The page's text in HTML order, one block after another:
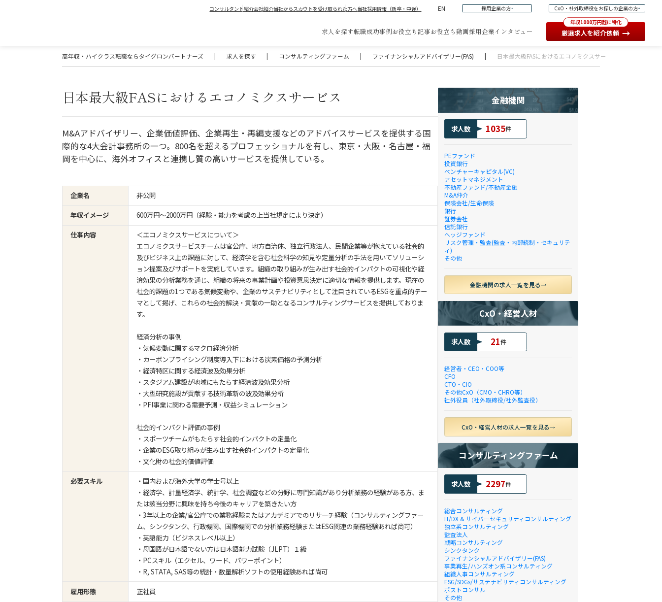
コンサルタント紹介会社紹介当社からスカウトを受け取られた方へ当社採用情報（新卒・中途） EN 採用企業の方 CxO・社外取締役をお探しの企業の方
求人を探す転職成功事例お役立ち記事お役立ち動画採用企業インタビュー
年収1000万円超に特化
厳選求人を紹介依頼 →
高年収・ハイクラス転職ならタイグロンパートナーズ | 求人を探す | コンサルティングファーム | ファイナンシャルアドバイザリー(FAS) | 日本最大級FASにおけるエコノミクスサービス
日本最大級FASにおけるエコノミクスサービス
M&Aアドバイザリー、企業価値評価、企業再生・再編支援などのアドバイスサービスを提供する国
際的な4大会計事務所の一つ。800名を超えるプロフェッショナルを有し、東京・大阪・名古屋・福
岡を中心に、海外オフィスと連携し質の高いサービスを提供している。
企業名
非公開
年収イメージ
600万円〜2000万円（経験・能力を考慮の上当社規定により決定）
仕事内容
＜エコノミクスサービスについて＞
エコノミクスサービスチームは官公庁、地方自治体、独立行政法人、民間企業等が抱えている社会的
及びビジネス上の課題に対して、経済学を含む社会科学の知見や定量分析の手法を用いてソリューシ
ョン提案及びサポートを実施しています。組織の取り組みが生み出す社会的インパクトの可視化や経
済効果の分析業務を通じ、組織の将来の事業計画や投資意思決定に適切な情報を提供します。現在の
社会的課題の1つである気候変動や、企業のサステナビリティとして注目されているESGを重点的テー
マとして掲げ、これらの社会的解決・貢献の一助となるコンサルティングサービスを提供しておりま
す。
経済分析の事例
・気候変動に関するマクロ経済分析
・カーボンプライシング制度導入下における炭素価格の予測分析
・経済特区に関する経済波及効果分析
・スタジアム建設が地域にもたらす経済波及効果分析
・大型研究施設が貢献する技術革新の波及効果分析
・PFI事業に関わる需要予測・収益シミュレーション
社会的インパクト評価の事例
・スポーツチームがもたらす社会的インパクトの定量化
・企業のESG取り組みが生み出す社会的インパクトの定量化
・文化財の社会的価値評価
必要スキル
・国内および海外大学の学士号以上
・経済学、計量経済学、統計学、社会調査などの分野に専門知識があり分析業務の経験がある方、ま
たは該当分野に興味を持ち今後のキャリアを築きたい方
・3年以上の企業/官公庁での業務経験またはアカデミアでのリサーチ経験（コンサルティングファー
ム、シンクタンク、行政機関、国際機関での分析業務経験またはESG関連の業務経験あれば尚可）
・英語能力（ビジネスレベル以上）
・母国語が日本語でない方は日本語能力試験（JLPT）１級
・PCスキル（エクセル、ワード、パワーポイント）
・R, STATA, SAS等の統計・数量解析ソフトの使用経験あれば尚可
雇用形態
正社員
金融機関
求人数 1035件
PEファンド
投資銀行
ベンチャーキャピタル(VC)
アセットマネジメント
不動産ファンド/不動産金融
M&A仲介
保険会社/生命保険
銀行
証券会社
信託銀行
ヘッジファンド
リスク管理・監査(監査・内部統制・セキュリテ
ィ)
その他
金融機関の求人一覧を見る
CxO・経営人材
求人数 21件
経営者・CEO・COO等
CFO
CTO・CIO
その他CxO（CMO・CHRO等）
社外役員（社外取締役/社外監査役）
CxO・経営人材の求人一覧を見る
コンサルティングファーム
求人数 2297件
総合コンサルティング
IT/DX & サイバーセキュリティコンサルティング
独立系コンサルティング
監査法人
戦略コンサルティング
シンクタンク
ファイナンシャルアドバイザリー(FAS)
事業再生/ハンズオン系コンサルティング
組織人事コンサルティング
ESG/SDGs/サステナビリティコンサルティング
ポストコンサル
その他